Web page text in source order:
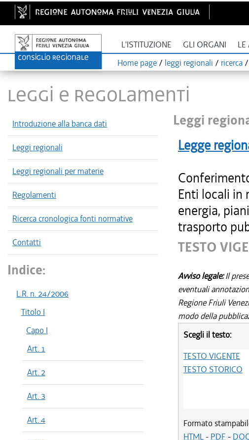
L'ISTITUZIONE GLI ORGANI LE
Home page / leggi regionali / ricerca /
LEGGI E REGOLAMENTI
Introduzione alla banca dati
Leggi regionali
Leggi regionali per materie
Regolamenti
Ricerca cronologica fonti normative
Contatti
Indice:
L.R. n. 24/2006
Titolo I
Capo I
Art. 1
Art. 2
Art. 3
Art. 4
Leggi
Legge
Enti locali in
energia,
trasporto
TESTO
Avviso legale:Il
eventuali
Regione Friuli
modo della
Scegli il testo:
TESTO VIGENTE
TESTO STORICO
Formato
HTML- PDF -